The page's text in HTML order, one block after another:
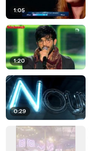
1:05
1:20
0:29